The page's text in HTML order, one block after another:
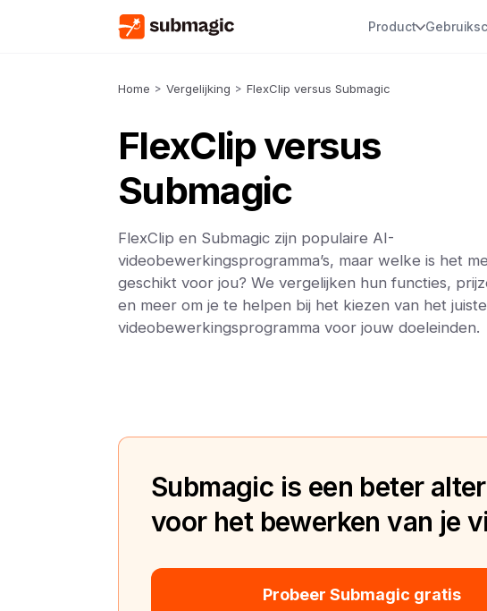
Product
Home > Vergelijking > FlexClip versus Submagic
FlexClip versus
Submagic
FlexClip en Submagic zijn populaire AI-
videobewerkingsprogramma’s, maar welke is het
geschikt voor jou? We vergelijken hun functies,
en meer om je te helpen bij het kiezen van het
videobewerkingsprogramma voor jouw doeleinden.
Submagic is een beter
voor het bewerken van je
Probeer Submagic gratis